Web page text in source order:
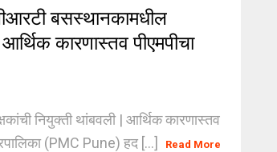
बसस्थानकामधील
कारणास्तव पीएमपीचा
नियुक्ती थांबवली | आर्थिक कारणास्तव
(PMC Pune) हद [...]
Read More